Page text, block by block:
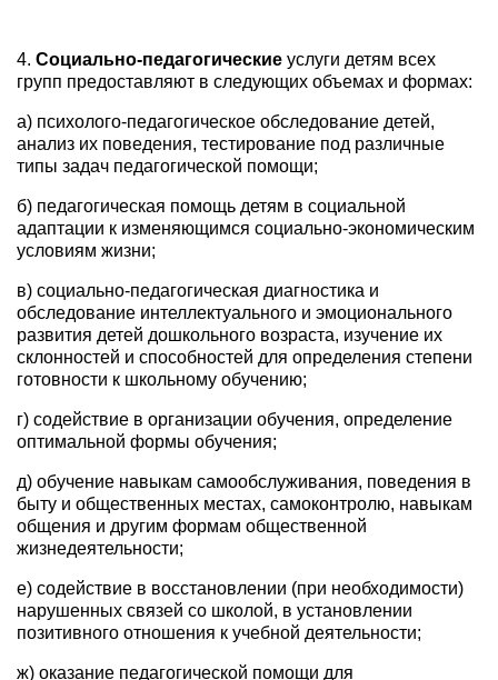
4. Социально-педагогические услуги детям всех
групп предоставляют в следующих объемах и формах:
а) психолого-педагогическое обследование детей,
анализ их поведения, тестирование под различные
типы задач педагогической помощи;
б) педагогическая помощь детям в социальной
адаптации к изменяющимся социально-экономическим
условиям жизни;
в) социально-педагогическая диагностика и
обследование интеллектуального и эмоционального
развития детей дошкольного возраста, изучение их
склонностей и способностей для определения степени
готовности к школьному обучению;
г) содействие в организации обучения, определение
оптимальной формы обучения;
д) обучение навыкам самообслуживания, поведения в
быту и общественных местах, самоконтролю, навыкам
общения и другим формам общественной
жизнедеятельности;
е) содействие в восстановлении (при необходимости)
нарушенных связей со школой, в установлении
позитивного отношения к учебной деятельности;
ж) оказание педагогической помощи для